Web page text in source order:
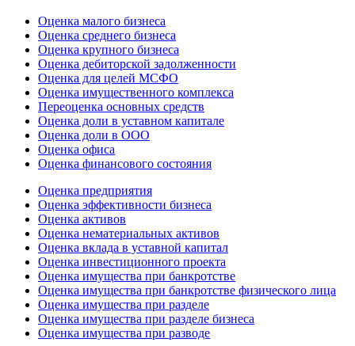
Оценка малого бизнеса
Оценка среднего бизнеса
Оценка крупного бизнеса
Оценка дебиторской задолженности
Оценка для целей МСФО
Оценка имущественного комплекса
Переоценка основных средств
Оценка доли в уставном капитале
Оценка доли в ООО
Оценка офиса
Оценка финансового состояния
Оценка предприятия
Оценка эффективности бизнеса
Оценка активов
Оценка нематериальных активов
Оценка вклада в уставной капитал
Оценка инвестиционного проекта
Оценка имущества при банкротстве
Оценка имущества при банкротстве физического лица
Оценка имущества при разделе
Оценка имущества при разделе бизнеса
Оценка имущества при разводе